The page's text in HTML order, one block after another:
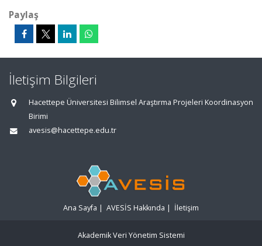
Paylaş
İletişim Bilgileri
Hacettepe Üniversitesi Bilimsel Araştırma Projeleri Koordinasyon
Birimi
avesis@hacettepe.edu.tr
Ana Sayfa | AVESİS Hakkında | İletişim
Akademik Veri Yönetim Sistemi